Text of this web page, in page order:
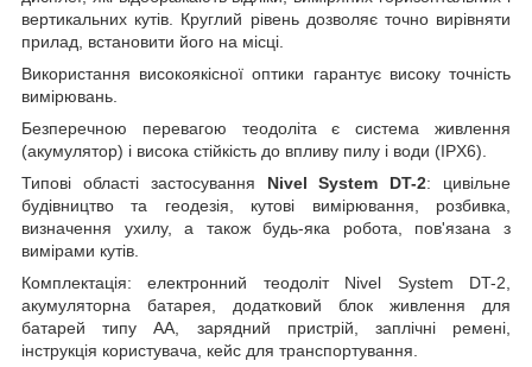
вертикальних кутів. Круглий рівень дозволяє точно вирівняти
прилад, встановити його на місці.
Використання високоякісної оптики гарантує високу точність
вимірювань.
Безперечною перевагою теодоліта є система живлення
(акумулятор) і висока стійкість до впливу пилу і води (IPX6).
Типові області застосування Nivel System DT-2: цивільне
будівництво та геодезія, кутові вимірювання, розбивка,
визначення ухилу, а також будь-яка робота, пов'язана з
вимірами кутів.
Комплектація: електронний теодоліт Nivel System DT-2,
акумуляторна батарея, додатковий блок живлення для
батарей типу АА, зарядний пристрій, заплічні ремені,
інструкція користувача, кейс для транспортування.